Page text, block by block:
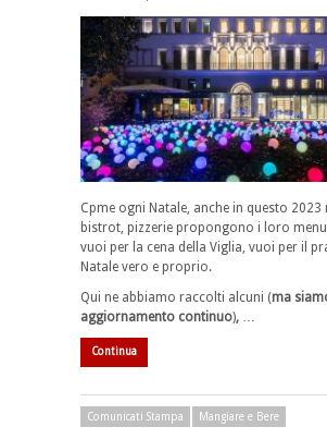
Cpme ogni Natale, anche in questo
bistrot, pizzerie propongono i loro
vuoi per la cena della Viglia, vuoi per il
Natale vero e proprio.
Qui ne abbiamo raccolti alcuni (ma
aggiornamento continuo), …
Continua
Comunicati Stampa Mangiare e Bere